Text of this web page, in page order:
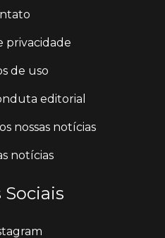
privacidade
de uso
editorial
nossas notícias
notícias
Sociais